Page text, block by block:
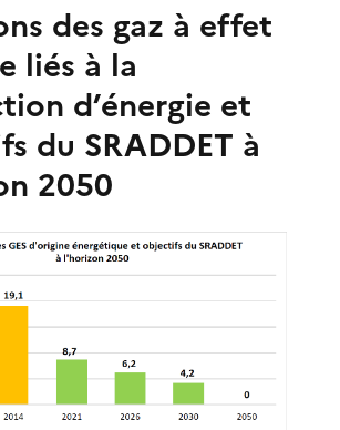
des gaz à effet
liés à la
d’énergie et
du SRADDET à
2050